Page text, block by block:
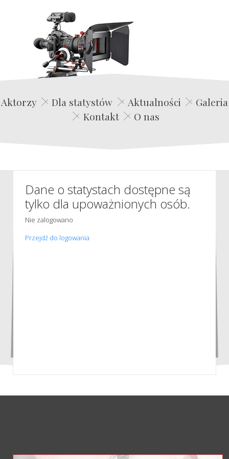
Edwin Film Agencja Aktorska
Aktorzy Dla statystów Aktualności
Galeria
Kontakt
O nas
Dane o statystach dostępne są
tylko dla upoważnionych osób.
Nie zalogowano
Przejdź do logowania